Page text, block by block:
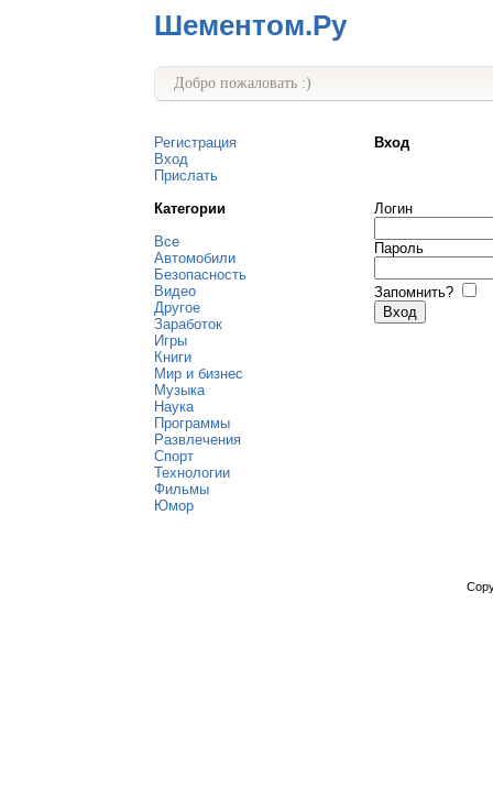
Шементом.Ру
Добро пожаловать :)
Регистрация
Вход
Прислать
Категории
Все
Автомобили
Безопасность
Видео
Другое
Заработок
Игры
Книги
Мир и бизнес
Музыка
Наука
Программы
Развлечения
Спорт
Технологии
Фильмы
Юмор
Вход
Логин
Пароль
Запомнить?